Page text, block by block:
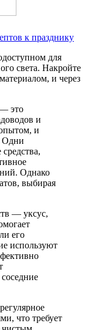
к празднику
для
света. Накройте
и через
— это
и
и
Одни
Однако
выбирая
— уксус,
его
используют
что требует